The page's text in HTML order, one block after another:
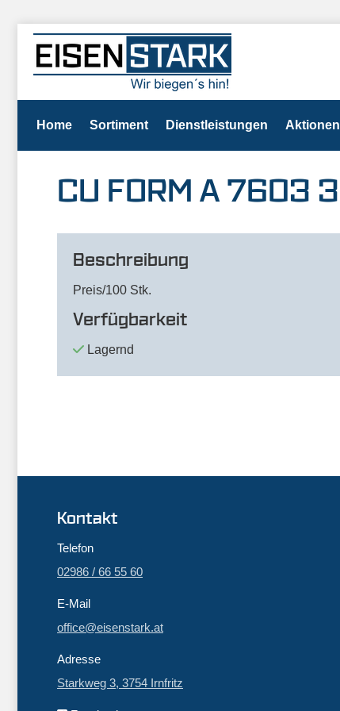
Home Sortiment Dienstleistungen Aktionen
CU FORM A 7603
Beschreibung
Preis/100 Stk.
Verfügbarkeit
Lagernd
Kontakt
Telefon
02986 / 66 55 60
E-Mail
office@eisenstark.at
Adresse
Starkweg 3, 3754 Irnfritz